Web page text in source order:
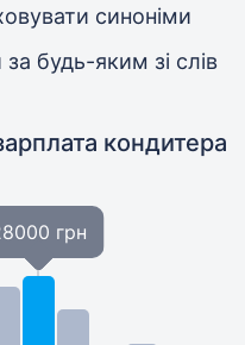
синоніми
будь-яким зі слів
кондитера
грн